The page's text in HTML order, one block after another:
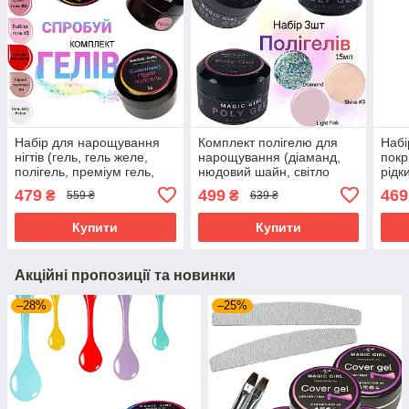
Набір для нарощування
нігтів (гель, гель желе,
полігель, преміум гель,
полігель) Magic Girl 6 шт
479 ₴ 559 ₴
Купити
Комплект полігелю для
нарощування (діаманд,
нюдовий шайн, світло
PolyGel, 15мл*3
499₴ 639 ₴
Купити
469
Акційні пропозиції та новинки
–28% –25%